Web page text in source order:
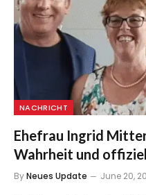
NACHRICHT
Ehefrau Ingrid
Wahrheit und
ByNeues Update June 20,